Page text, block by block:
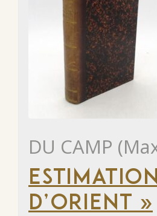
DU CAMP
D’ORIENT »